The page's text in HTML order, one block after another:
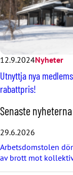
12.9.2024Nyheter
Utnyttja nya
rabattpris!
H
o
p
p
a
ö
v
Senaste nyheterna
29.6.2026
Arbetsdomstolen
av brott mot